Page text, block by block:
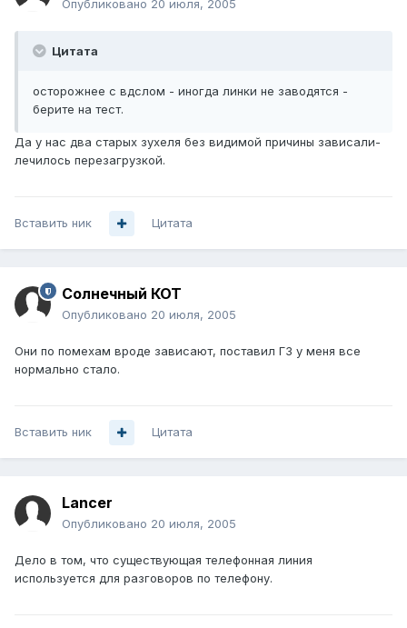
Опубликовано 20 июля, 2005
Цитата
осторожнее с вдслом - иногда линки не заводятся -
берите на тест.
Да у нас два старых зухеля без видимой причины зависали-
лечилось перезагрузкой.
Вставить ник Цитата
Солнечный КОТ
Опубликовано 20 июля, 2005
Они по помехам вроде зависают, поставил ГЗ у меня все
нормально стало.
Вставить ник Цитата
Lancer
Опубликовано 20 июля, 2005
Дело в том, что существующая телефонная линия
используется для разговоров по телефону.